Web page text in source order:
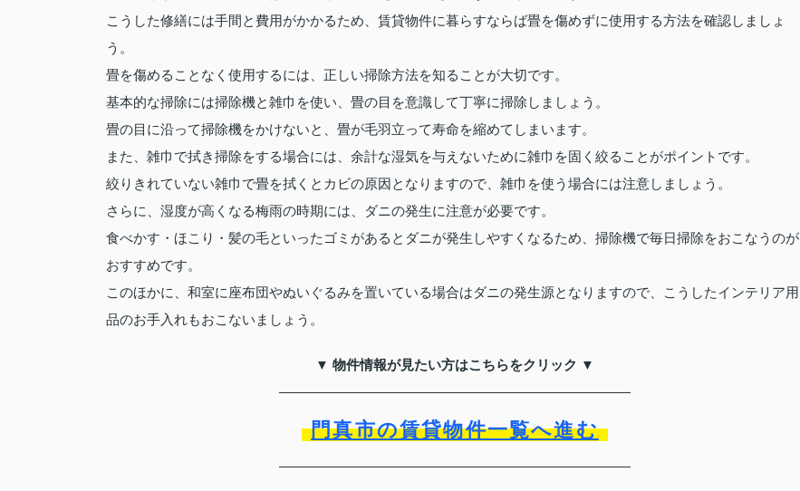
こうした修繕には手間と費用がかかるため、賃貸物件に暮らすならば畳を傷めずに使用する方法を確認しましょ
う。
畳を傷めることなく使用するには、正しい掃除方法を知ることが大切です。
基本的な掃除には掃除機と雑巾を使い、畳の目を意識して丁寧に掃除しましょう。
畳の目に沿って掃除機をかけないと、畳が毛羽立って寿命を縮めてしまいます。
また、雑巾で拭き掃除をする場合には、余計な湿気を与えないために雑巾を固く絞ることがポイントです。
絞りきれていない雑巾で畳を拭くとカビの原因となりますので、雑巾を使う場合には注意しましょう。
さらに、湿度が高くなる梅雨の時期には、ダニの発生に注意が必要です。
食べかす・ほこり・髪の毛といったゴミがあるとダニが発生しやすくなるため、掃除機で毎日掃除をおこなうのが
おすすめです。
このほかに、和室に座布団やぬいぐるみを置いている場合はダニの発生源となりますので、こうしたインテリア用
品のお手入れもおこないましょう。
▼ 物件情報が見たい方はこちらをクリック ▼
門真市の賃貸物件一覧へ進む